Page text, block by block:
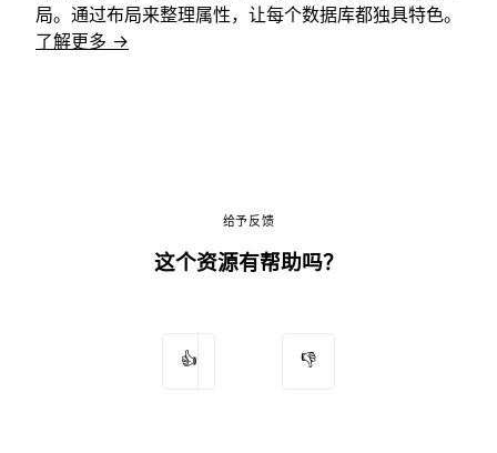
局。通过布局来整理属性，让每个数据库都独具特色。
了解更多 →
给予反馈
这个资源有帮助吗？
👍 👎